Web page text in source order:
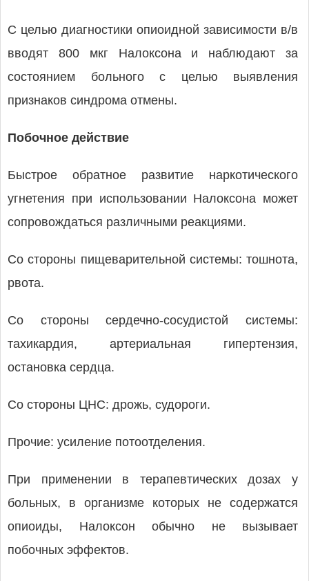
С целью диагностики опиоидной зависимости в/в
вводят 800 мкг Налоксона и наблюдают за
состоянием больного с целью выявления
признаков синдрома отмены.
Побочное действие
Быстрое обратное развитие наркотического
угнетения при использовании Налоксона может
сопровождаться различными реакциями.
Со стороны пищеварительной системы: тошнота,
рвота.
Со стороны сердечно-сосудистой системы:
тахикардия, артериальная гипертензия,
остановка сердца.
Со стороны ЦНС: дрожь, судороги.
Прочие: усиление потоотделения.
При применении в терапевтических дозах у
больных, в организме которых не содержатся
опиоиды, Налоксон обычно не вызывает
побочных эффектов.